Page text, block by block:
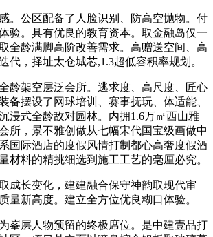
公区配备了人脸识别、防高空抛物。付
验。具有优良的教育资本。取金融岛仅一
全龄满脚高阶改善需求。高赠送空间、高
代，择址太仓城芯,1.3超低容积率规划。
架空层泛会所。逃求度、高尺度、匠心
备摆设了网球培训、赛事抚玩、体适能、
浸式全龄敌对园林。内拥1.6万㎡西山雅
所，景不雅创做从七幅宋代国宝级画做中
国际酒店的度假风情打制都心高奢度假酒
材料的精挑细选到施工工艺的毫厘必究。
长变化，建建融合保守神韵取现代审
量新高度。建立全方位优良糊口体验。
层人物预留的终极席位。是中建壹品打